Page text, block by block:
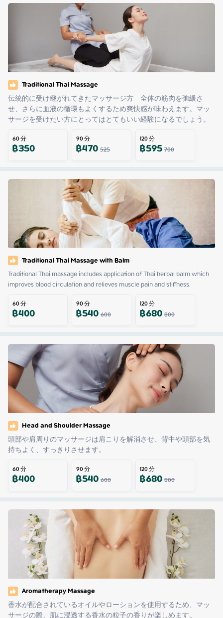
Traditional Thai Massage
伝統的に受け継がれてきたマッサージ方　全体の筋肉を弛緩さ
せ、さらに血液の循環もよくするため爽快感が味わえます。マッ
サージを受けたい方にとってはとてもいい経験になるでしょう。
60分
฿350 90分
฿470525
120分
฿595700
Traditional Thai Massage with Balm
Traditional Thai massage includes application of Thai herbal balm which
improves blood circulation and relieves muscle pain and stiffness.
60分
฿400 90分
฿540600
120分
฿680800
Head and Shoulder Massage
頭部や肩周りのマッサージは肩こりを解消させ、背中や頭部を気
持ちよく、すっきりさせます。
60分
฿400 90分
฿540600
120分
฿680800
Aromatherapy Massage
香水が配合されているオイルやローションを使用するため、マッ